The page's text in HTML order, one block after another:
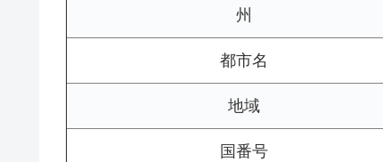
州
都市名
地域
国番号